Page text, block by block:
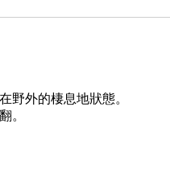
野外的棲息地狀態。
。